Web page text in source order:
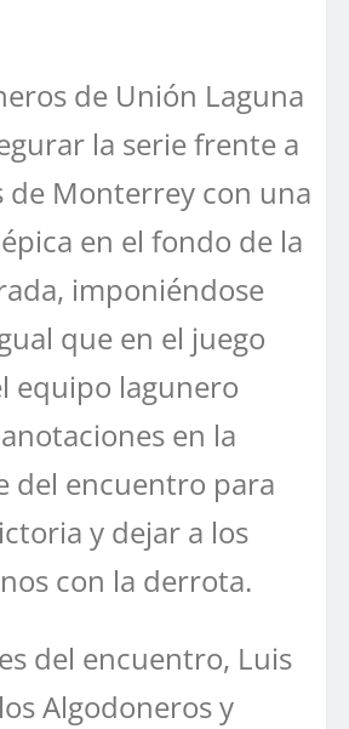
de Unión Laguna
la serie frente a
de Monterrey con una
en el fondo de la
imponiéndose
que en el juego
equipo lagunero
en la
del encuentro para
y dejar a los
con la derrota.
del encuentro, Luis
Algodoneros y